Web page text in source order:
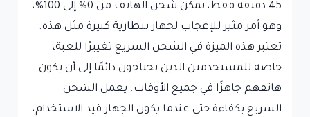
45 دقيقة فقط، يمكن شحن الهاتف من 0% إلى 100%،
وهو أمر مثير للإعجاب لجهاز ببطارية كبيرة مثل هذه.
تعتبر هذه الميزة في الشحن السريع تغييرًا للعبة،
خاصة للمستخدمين الذين يحتاجون دائمًا إلى أن يكون
هاتفهم جاهزًا في جميع الأوقات. يعمل الشحن
السريع بكفاءة حتى عندما يكون الجهاز قيد الاستخدام،